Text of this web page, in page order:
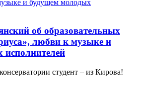
об образовательных
любви к музыке и
студент – из Кирова!